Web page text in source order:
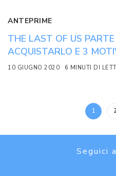
ANTEPRIME
THE LAST OF US
ACQUISTARLO E 3
10 GIUGNO 2020 6 MINUTI DI
1
Seguici